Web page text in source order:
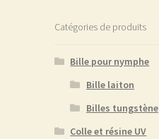
Catégories de produits
Bille pour nymphe
Bille laiton
Billes tungstène
Colle et résine UV